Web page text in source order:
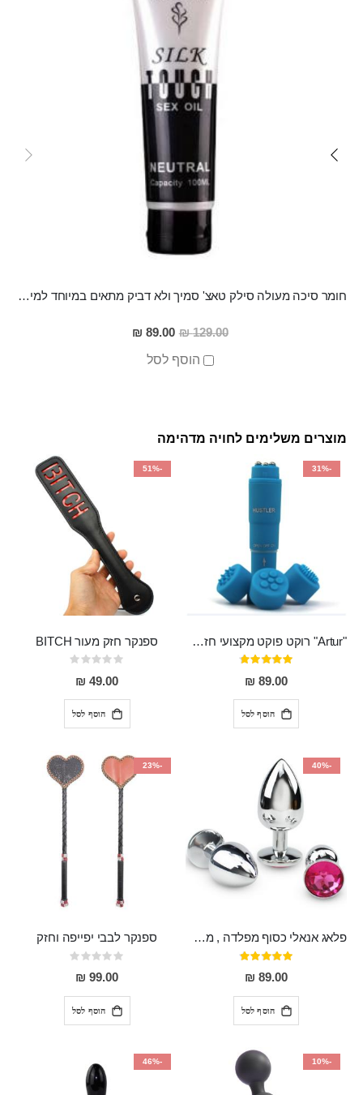
חומר סיכה מעולה סילק טאצ' סמיך ולא דביק מתאים במיוחד למין אנאלי
129.00 ₪
מחיר
מבצע
89.00 ₪
הוסף לסל
מוצרים משלימים לחויה מדהימה
-31%
"Artur" רוקט פוקט מקצועי חזק במיוחד
דירוג:
95%
89.00 ₪
הוסף לסל
-51%
ספנקר חזק מעור BITCH
Rating:
0%
49.00 ₪
הוסף לסל
-40%
פלאג אנאלי כסוף מפלדה , מתאים ללבישה מתחת לבגדים, בגודל 7.3 על 2.8 ס"מ
דירוג:
97%
89.00 ₪
הוסף לסל
-23%
ספנקר לבבי יפייפה וחזק
Rating:
0%
99.00 ₪
הוסף לסל
-10%
-46%